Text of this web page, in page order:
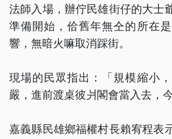
法師入場，辦佇民雄街仔的大士
準備開始，佮舊年無仝的所在
響，無暗火嘛取消踩街。
現場的民眾指出：「規模縮小
嚴，進前渡桌彼爿閣會當入去，
嘉義縣民雄鄉福權村長賴宥程表